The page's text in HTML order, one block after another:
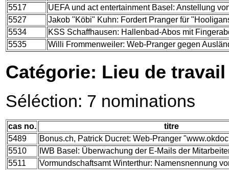
5517
UEFA und act entertainment Basel: Anstellung
5527
Jakob "Köbi" Kuhn: Fordert Pranger für
5534
KSS Schaffhausen: Hallenbad-Abos mit
5535
Willi Frommenweiler: Web-Pranger gegen
Catégorie: Lieu de travail
Séléction: 7 nominations
cas no.
titre
5489
Bonus.ch, Patrick Ducret: Web-Pranger
5510
IWB Basel: Überwachung der E-Mails der
5511
Vormundschaftsamt Winterthur: Namensnennung